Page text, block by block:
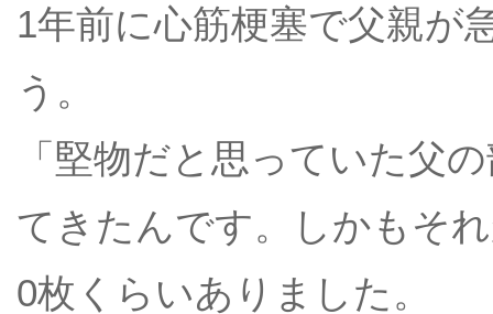
1年前に心筋梗塞で父親が
う。
「堅物だと思っていた父
てきたんです。しかもそ
0枚くらいありました。